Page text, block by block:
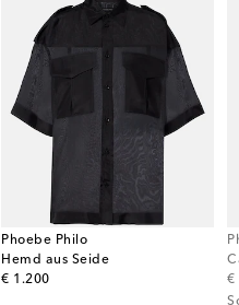
Phoebe Philo
Hemd aus Seide
€ 1.200
original price
€